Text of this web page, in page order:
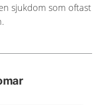
sjukdom som oftast